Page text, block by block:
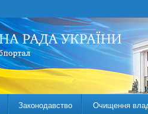
Законодавство Очищення